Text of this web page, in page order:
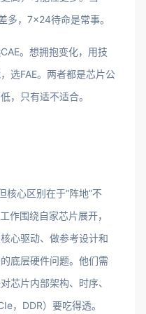
多，7×24待命是常事。
。想拥抱变化，用技
选FAE。两者都是芯片公
，只有适不适合。
核心区别在于“阵地”不
作围绕自家芯片展开，
心驱动、做参考设计和
底层硬件问题。他们需
芯片内部架构、时序、
，DDR）要吃得透。